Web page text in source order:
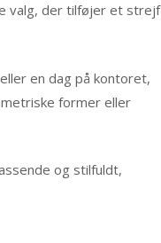
valg, der tilføjer et strejf
en dag på kontoret,
former eller
og stilfuldt,